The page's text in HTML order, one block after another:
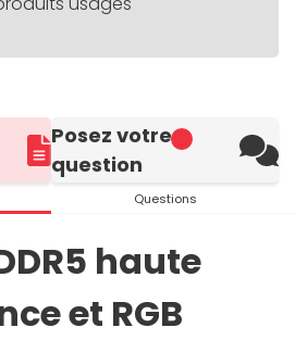
Posez votre
question
Questions
haute
et RGB